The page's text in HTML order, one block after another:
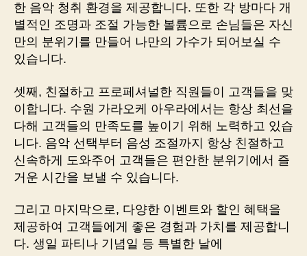
한 음악 청취 환경을 제공합니다. 또한 각 방마다 개
별적인 조명과 조절 가능한 볼륨으로 손님들은 자신
만의 분위기를 만들어 나만의 가수가 되어보실 수
있습니다.
셋째, 친절하고 프로페셔널한 직원들이 고객들을 맞
이합니다. 수원 가라오케 아우라에서는 항상 최선을
다해 고객들의 만족도를 높이기 위해 노력하고 있습
니다. 음악 선택부터 음성 조절까지 항상 친절하고
신속하게 도와주어 고객들은 편안한 분위기에서 즐
거운 시간을 보낼 수 있습니다.
그리고 마지막으로, 다양한 이벤트와 할인 혜택을
제공하여 고객들에게 좋은 경험과 가치를 제공합니
다. 생일 파티나 기념일 등 특별한 날에